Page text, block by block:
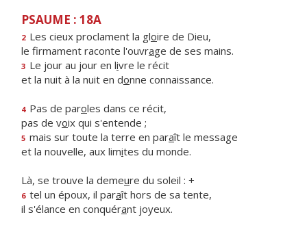
PSAUME : 18A
2 Les cieux proclament la gloire de Dieu,
le firmament raconte l'ouvrage de ses mains.
3 Le jour au jour en livre le récit
et la nuit à la nuit en donne connaissance.
4 Pas de paroles dans ce récit,
pas de voix qui s'entende ;
5 mais sur toute la terre en paraît le message
et la nouvelle, aux limites du monde.
Là, se trouve la demeure du soleil : +
6 tel un époux, il paraît hors de sa tente,
il s'élance en conquérant joyeux.